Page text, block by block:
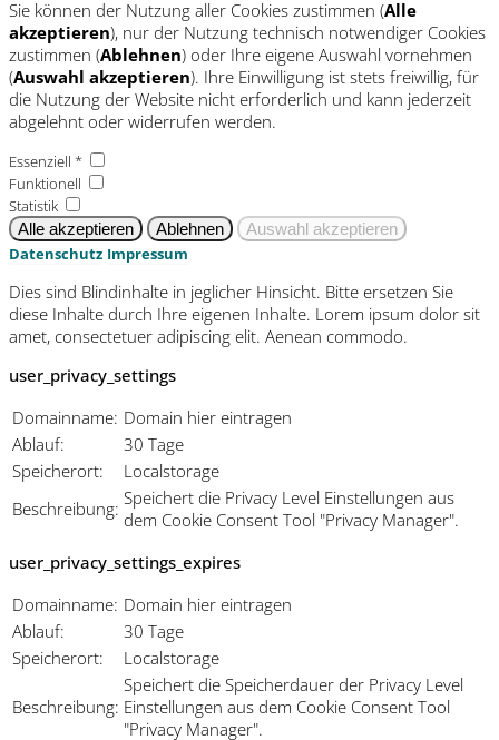
Sie können der Nutzung aller Cookies zustimmen (Alle
akzeptieren), nur der Nutzung technisch notwendiger Cookies
zustimmen (Ablehnen) oder Ihre eigene Auswahl vornehmen
(Auswahl akzeptieren). Ihre Einwilligung ist stets freiwillig, für
die Nutzung der Website nicht erforderlich und kann jederzeit
abgelehnt oder widerrufen werden.
Essenziell *
Funktionell
Statistik
Datenschutz Impressum
Dies sind Blindinhalte in jeglicher Hinsicht. Bitte ersetzen Sie
diese Inhalte durch Ihre eigenen Inhalte. Lorem ipsum dolor sit
amet, consectetuer adipiscing elit. Aenean commodo.
user_privacy_settings
Domainname: Domain hier eintragen
Ablauf:
30 Tage
Speicherort:
Localstorage
Beschreibung: Speichert die Privacy Level Einstellungen aus
dem Cookie Consent Tool "Privacy Manager".
user_privacy_settings_expires
Domainname: Domain hier eintragen
Ablauf:
30 Tage
Speicherort:
Localstorage
Beschreibung:
Speichert die Speicherdauer der Privacy Level
Einstellungen aus dem Cookie Consent Tool
"Privacy Manager".